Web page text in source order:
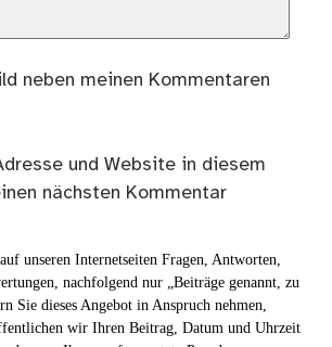
neben meinen Kommentaren
und Website in diesem
nächsten Kommentar
unseren Internetseiten Fragen, Antworten,
nachfolgend nur „Beiträge genannt, zu
Sie dieses Angebot in Anspruch nehmen,
wir Ihren Beitrag, Datum und Uhrzeit